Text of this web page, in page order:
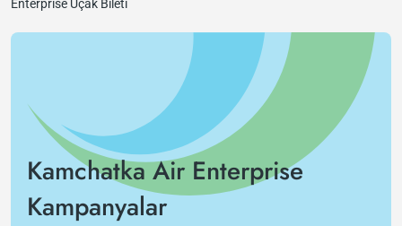
Enterprise Uçak Bileti
Kamchatka Air Enterprise
Kampanyalar